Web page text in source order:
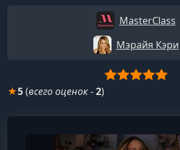
MasterClass
Мэрайя Кэри
★5(всего оценок-2)